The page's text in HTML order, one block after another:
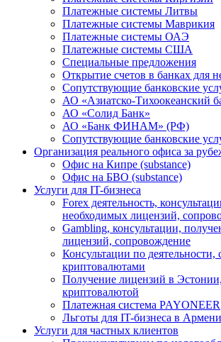
Платежные системы Литвы
Платежные системы Маврикия
Платежные системы ОАЭ
Платежные системы США
Специальные предложения
Открытие счетов в банках для
Сопутствующие банковские
АО «Азиатско-Тихоокеанский
АО «Солид Банк»
АО «Банк ФИНАМ» (РФ)
Сопутствующие банковские
Организация реального офиса за
Офис на Кипре (substance)
Офис на БВО (substance)
Услуги для IT-бизнеса
Forex деятельность,
необходимых лицензий,
Gambling, консультации,
лицензий, сопровождение
Консультации по деятельности,
криптовалютами
Получение лицензий в
криптовалютой
Платежная система PAYONEER
Льготы для IT-бизнеса в
Услуги для частных клиентов